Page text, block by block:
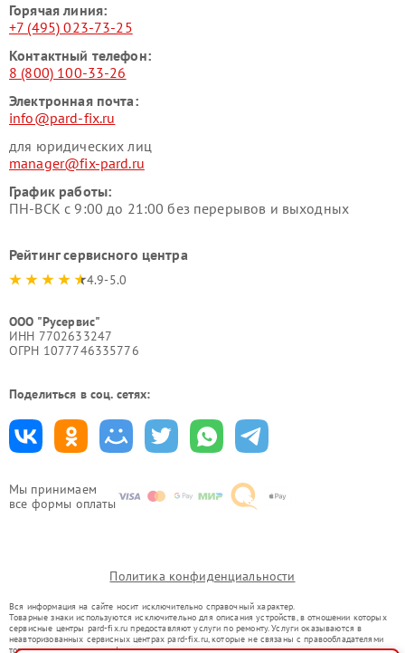
Мы принимаем
все формы оплаты
Горячая линия:
+7 (495) 023-73-25
Контактный телефон:
8 (800) 100-33-26
Электронная почта:
info@pard-fix.ru
для юридических лиц
manager@fix-pard.ru
График работы:
ПН-ВСК с 9:00 до 21:00 без перерывов и выходных
Рейтинг сервисного центра
4.9-5.0
ООО "Русервис"
ИНН 7702633247
ОГРН 1077746335776
Поделиться в соц. сетях:
Политика конфиденциальности
Вся информация на сайте носит исключительно справочный характер.
Товарные знаки используются исключительно для описания устройств, в отношении которых
сервисные центры pard-fix.ru предоставляют услуги по ремонту. Услуги оказываются в
неавторизованных сервисных центрах pard-fix.ru, которые не связаны с правообладателями
товарных знаков или их официальными представителями.